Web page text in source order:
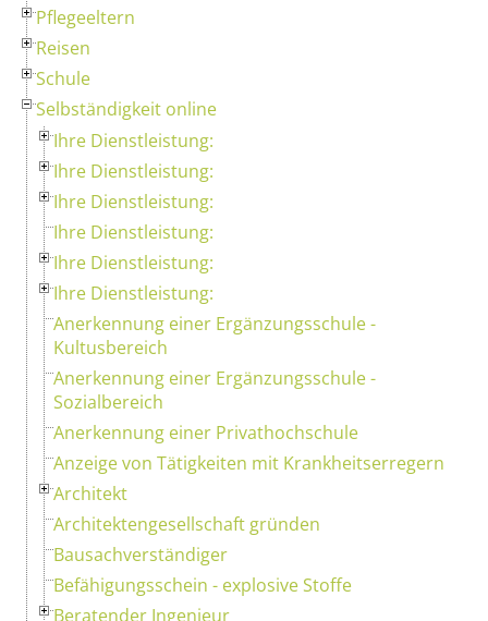
Pflegeeltern
Reisen
Schule
Selbständigkeit online
Ihre Dienstleistung:
Ihre Dienstleistung:
Ihre Dienstleistung:
Ihre Dienstleistung:
Ihre Dienstleistung:
Ihre Dienstleistung:
Anerkennung einer Ergänzungsschule -
Kultusbereich
Anerkennung einer Ergänzungsschule -
Sozialbereich
Anerkennung einer Privathochschule
Anzeige von Tätigkeiten mit Krankheitserregern
Architekt
Architektengesellschaft gründen
Bausachverständiger
Befähigungsschein - explosive Stoffe
Beratender Ingenieur